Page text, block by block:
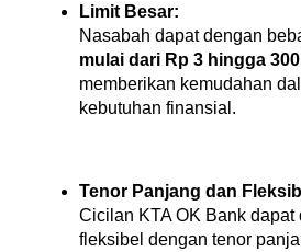
Limit Besar:
mulai dari Rp 3 hingga
memberikan kemudahan
kebutuhan finansial.
Tenor Panjang dan
Cicilan KTA OK Bank dapat
fleksibel dengan tenor